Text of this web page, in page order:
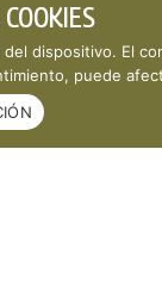
dispositivo. El
puede